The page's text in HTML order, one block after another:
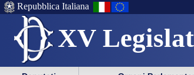
XV
Repubblica Italiana